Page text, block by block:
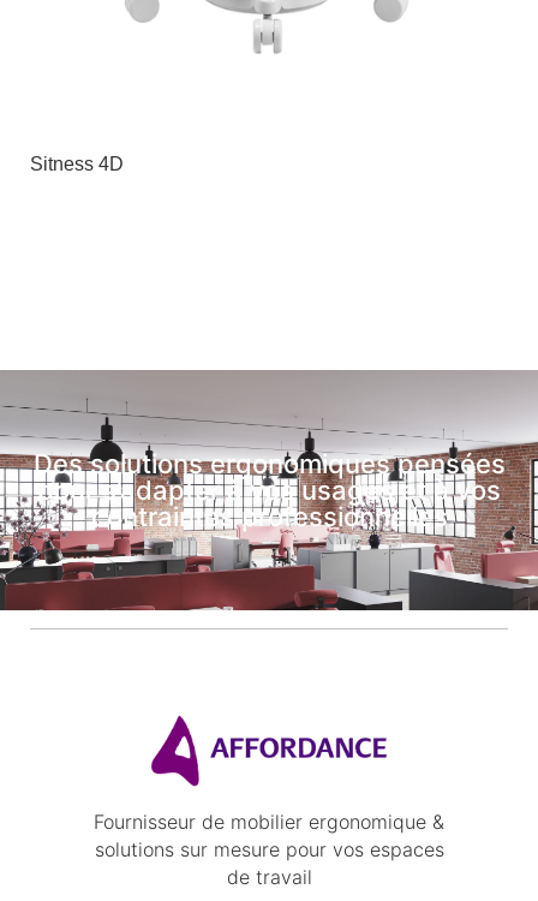
Sitness 4D
Des solutions ergonomiques pensées
pour s’adapter à vos usages et à vos
contraintes professionnelles
Fournisseur de mobilier ergonomique &
solutions sur mesure pour vos espaces
de travail